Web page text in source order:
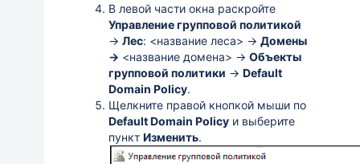
В левой части окна раскройте
Управление групповой политикой
→ Лес: <название леса> → Домены
→ <название домена> → Объекты
групповой политики → Default
Domain Policy.
Щелкните правой кнопкой мыши по
Default Domain Policy и выберите
пункт Изменить.